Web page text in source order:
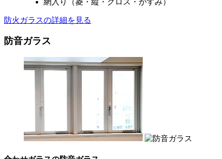
防火ガラスの詳細を見る
防音ガラス